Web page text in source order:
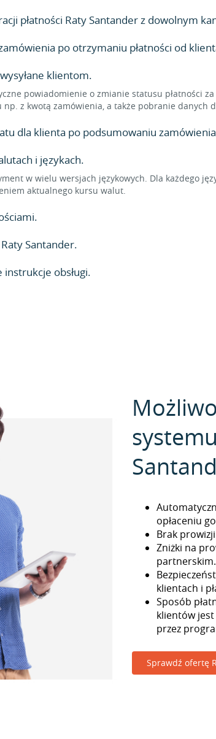
płatności Raty Santander z dowolnym
po otrzymaniu płatności od
klientom.
powiadomienie o zmianie statusu płatności
z kwotą zamówienia, a także pobranie danych
dla klienta po podsumowaniu
i językach.
w wielu wersjach językowych. Dla każdego
aktualnego kursu walut.
Santander.
instrukcje obsługi.
opłaceniu
Brak
Zniżki na
partnerskim.
klientach i
Sposób
klientów
przez
Sprawdź ofertę